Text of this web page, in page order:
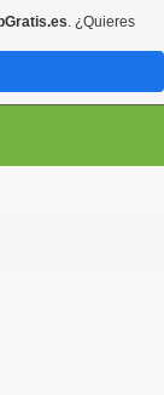
. ¿Quieres